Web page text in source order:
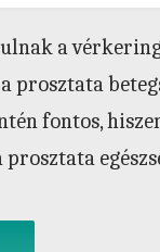
a
prosztata
fontos,